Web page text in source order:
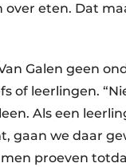
over eten. Dat
Galen geen
of leerlingen.
Als een
gaan we daar
proeven